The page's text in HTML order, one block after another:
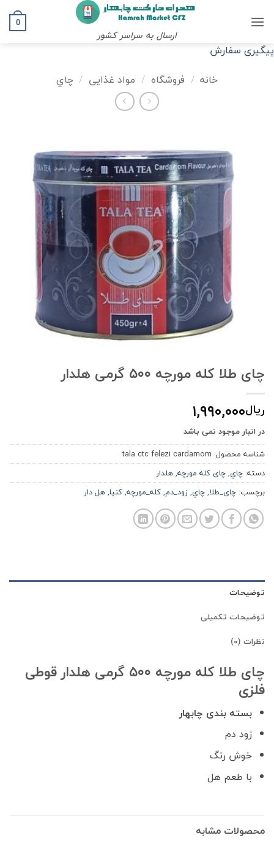
ارسال به سراسر کشور
0
پیگیری سفارش
خانه / فروشگاه / مواد غذایی / چاي
چای طلا کله مورچه ۵۰۰ گرمی هلدار
ریال۱,۹۹۰,۰۰۰
در انبار موجود نمی باشد
شناسه محصول: tala ctc felezi cardamom
دسته: چاي,چای کله مورچه,هلدار
برچسب: چای_طلا,چاي,زود_دم,کله_مورچه,كنيا,هل دار
توضیحات
توضیحات تکمیلی
نظرات (0)
چای طلا کله مورچه ۵۰۰ گرمی هلدار قوطی
فلزی
بسته بندی چابهار
زود دم
خوش رنگ
با طعم هل
محصولات مشابه